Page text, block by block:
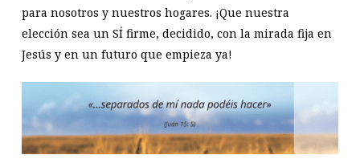
para nosotros y nuestros hogares. ¡Que nuestra
elección sea un SÍ firme, decidido, con la mirada fija en
Jesús y en un futuro que empieza ya!